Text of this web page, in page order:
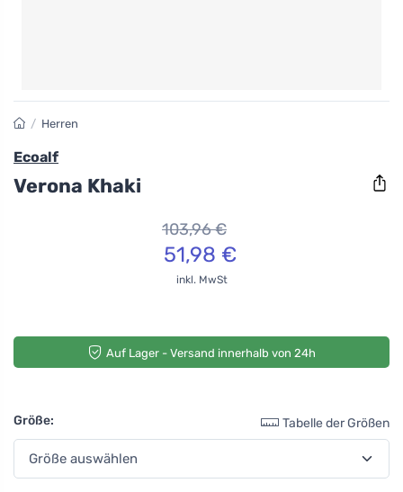
/ Herren
Ecoalf
Verona Khaki
103,96 €
51,98 €
inkl. MwSt
Auf Lager - Versand innerhalb von 24h
Größe: Tabelle der Größen